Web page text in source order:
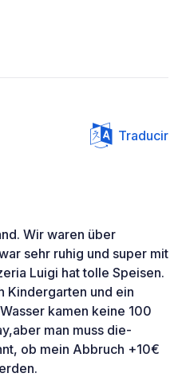
Traducir
Wir waren über
sehr ruhig und super mit
Luigi hat tolle Speisen.
Kindergarten und ein
kamen keine 100
man muss die-
ob mein Abbruch +10€